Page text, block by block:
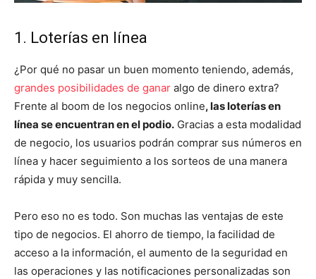
1. Loterías en línea
¿Por qué no pasar un buen momento teniendo, además,
grandes posibilidades de ganar algo de dinero extra?
Frente al boom de los negocios online, las loterías en
línea se encuentran en el podio. Gracias a esta modalidad
de negocio, los usuarios podrán comprar sus números en
línea y hacer seguimiento a los sorteos de una manera
rápida y muy sencilla.
Pero eso no es todo. Son muchas las ventajas de este
tipo de negocios. El ahorro de tiempo, la facilidad de
acceso a la información, el aumento de la seguridad en
las operaciones y las notificaciones personalizadas son